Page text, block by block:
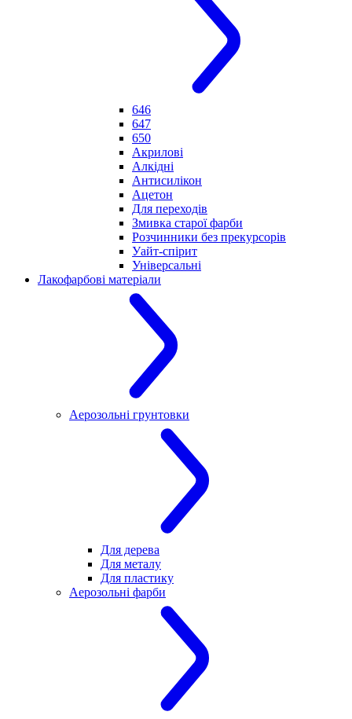
646
647
650
Акрилові
Алкідні
Антисилікон
Ацетон
Для переходів
Змивка старої фарби
Розчинники без прекурсорів
Уайт-спірит
Універсальні
Лакофарбові матеріали
Аерозольні грунтовки
Для дерева
Для металу
Для пластику
Аерозольні фарби